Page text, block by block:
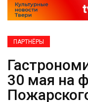
ПАРТНЁРЫ
30 мая на